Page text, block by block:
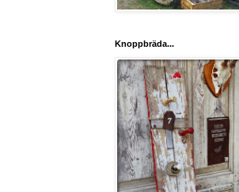
Knoppbräda...